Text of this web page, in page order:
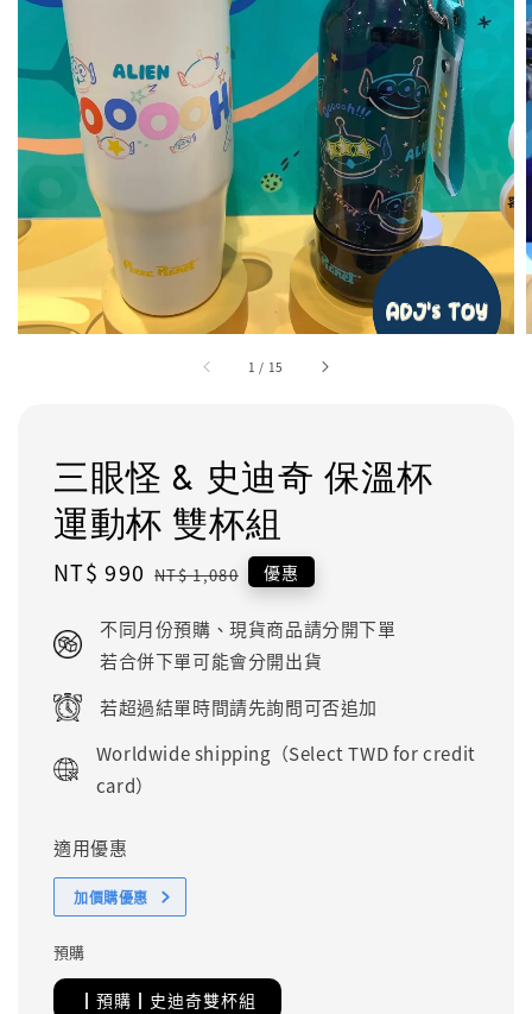
1 / 15
三眼怪 & 史迪奇 保溫杯
運動杯 雙杯組
Sale
NT$ 990 Regular
NT$ 1,080 優惠
不同月份預購、現貨商品請分開下單
若合併下單可能會分開出貨
若超過結單時間請先詢問可否追加
Worldwide shipping（Select TWD for credit
card）
適用優惠
加價購優惠
預購
┃預購┃史迪奇雙杯組